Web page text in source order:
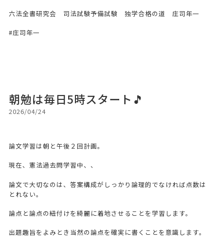
六法全書研究会 司法試験予備試験 独学合格の道 庄司年一
#庄司年一
朝勉は毎日5時スタート🎵
2026/04/24
論文学習は朝と午後２回計画。
現在、憲法過去問学習中、、
論文で大切なのは、答案構成がしっかり論理的でなければ点数は
とれない。
論点と論点の紐付けを綺麗に着地させることを学習します。
出題趣旨をよみとき当然の論点を確実に書くことを意識します。